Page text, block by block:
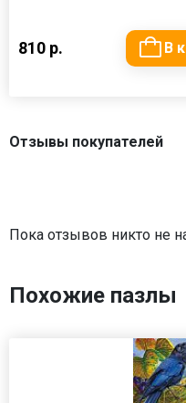
810 р. В
Отзывы покупателей
Пока отзывов никто не
Похожие пазлы